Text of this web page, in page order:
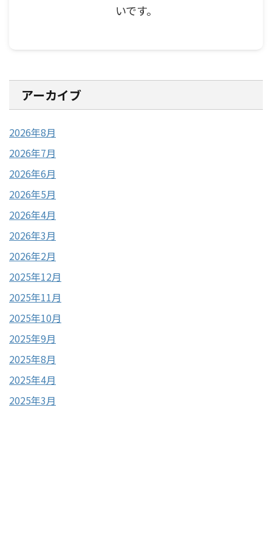
いです。
アーカイブ
2026年8月
2026年7月
2026年6月
2026年5月
2026年4月
2026年3月
2026年2月
2025年12月
2025年11月
2025年10月
2025年9月
2025年8月
2025年4月
2025年3月